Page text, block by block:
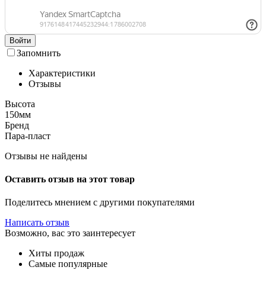
Войти
Запомнить
Характеристики
Отзывы
Высота
150мм
Бренд
Пара-пласт
Отзывы не найдены
Оставить отзыв на этот товар
Поделитесь мнением с другими покупателями
Написать отзыв
Возможно, вас это заинтересует
Хиты продаж
Самые популярные